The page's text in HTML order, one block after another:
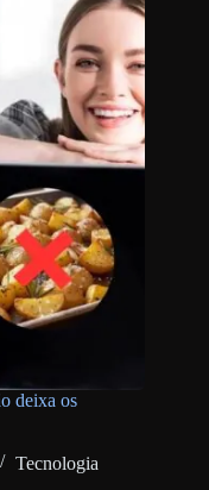
deixa os
Tecnologia